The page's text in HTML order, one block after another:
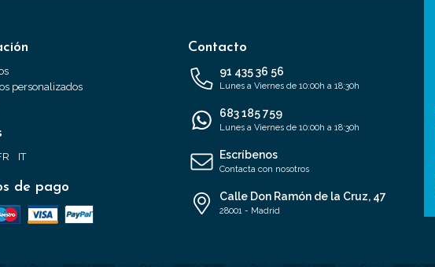
personalizados
IT
de pago
Contacto
91 435 36 56
Lunes a Viernes de 10:00h a 18:30h
683 185 759
Lunes a Viernes de 10:00h a 18:30h
Escríbenos
Contacta con nosotros
Calle Don Ramón de la Cruz, 47
28001 - Madrid